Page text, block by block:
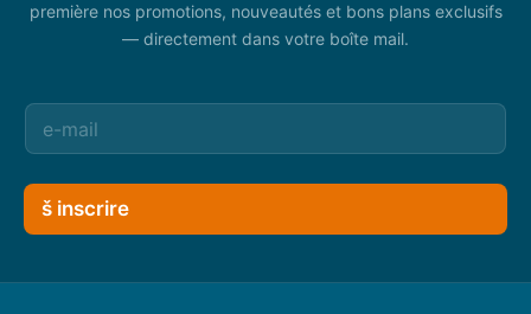
première nos promotions, nouveautés et bons plans exclusifs
— directement dans votre boîte mail.
š inscrire